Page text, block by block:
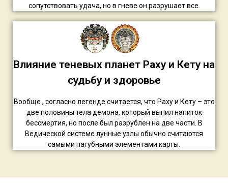
сопутствовать удача, но в гневе он разрушает все.
Влияние теневых планет Раху и Кету на
судьбу и здоровье
Вообще , согласно легенде считается, что Раху и Кету – это
две половины тела демона, который выпил напиток
бессмертия, но после был разрублен на две части. В
Ведической системе лунные узлы обычно считаются
самыми пагубными элементами карты.